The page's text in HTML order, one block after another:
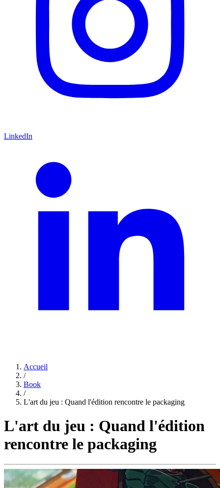
LinkedIn
Accueil
/
Book
/
L'art du jeu : Quand l'édition rencontre le packaging
L'art du jeu : Quand l'édition
rencontre le packaging